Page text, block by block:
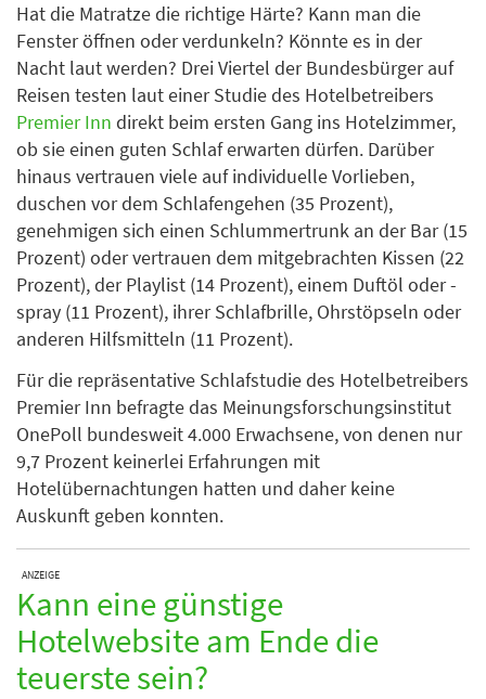
Hat die Matratze die richtige Härte? Kann man die
Fenster öffnen oder verdunkeln? Könnte es in der
Nacht laut werden? Drei Viertel der Bundesbürger auf
Reisen testen laut einer Studie des Hotelbetreibers
Premier Inn direkt beim ersten Gang ins Hotelzimmer,
ob sie einen guten Schlaf erwarten dürfen. Darüber
hinaus vertrauen viele auf individuelle Vorlieben,
duschen vor dem Schlafengehen (35 Prozent),
genehmigen sich einen Schlummertrunk an der Bar (15
Prozent) oder vertrauen dem mitgebrachten Kissen (22
Prozent), der Playlist (14 Prozent), einem Duftöl oder -
spray (11 Prozent), ihrer Schlafbrille, Ohrstöpseln oder
anderen Hilfsmitteln (11 Prozent).
Für die repräsentative Schlafstudie des Hotelbetreibers
Premier Inn befragte das Meinungsforschungsinstitut
OnePoll bundesweit 4.000 Erwachsene, von denen nur
9,7 Prozent keinerlei Erfahrungen mit
Hotelübernachtungen hatten und daher keine
Auskunft geben konnten.
ANZEIGE
Kann eine günstige
Hotelwebsite am Ende die
teuerste sein?